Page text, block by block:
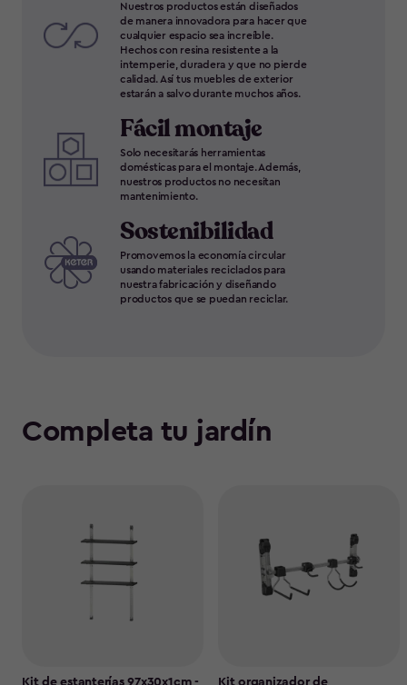
Nuestros productos están diseñados
de manera innovadora para hacer que
cualquier espacio sea increíble.
Hechos con resina resistente a la
intemperie, duradera y que no pierde
calidad. Así tus muebles de exterior
estarán a salvo durante muchos años.
Fácil montaje
Solo necesitarás herramientas
domésticas para el montaje. Además,
nuestros productos no necesitan
mantenimiento.
Sostenibilidad
Promovemos la economía circular
usando materiales reciclados para
nuestra fabricación y diseñando
productos que se puedan reciclar.
Completa tu jardín
Kit de estanterías 97x30x1cm -
Kit organizador de